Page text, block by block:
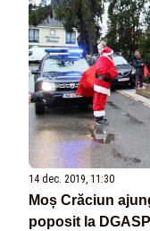
14 dec. 2019, 11:30
Moș Crăciun
poposit la